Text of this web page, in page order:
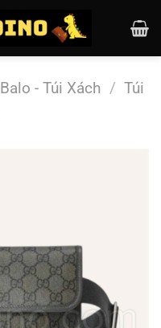
Balo - Túi Xách / Túi